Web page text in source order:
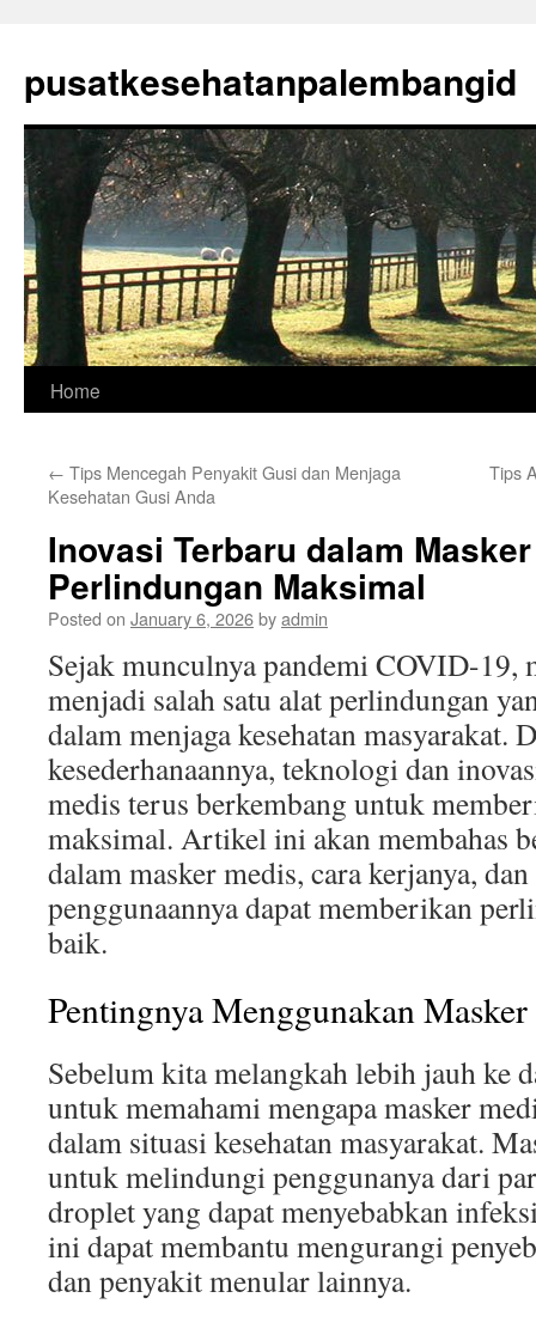
content
pusatkesehatanpalembangid
Home
← Tips Mencegah Penyakit Gusi dan Menjaga
Kesehatan Gusi Anda
Tips
Inovasi Terbaru dalam
Perlindungan Maksimal
Posted on January 6, 2026byadmin
Sejak munculnya pandemi COVID-19,
menjadi salah satu alat perlindungan
dalam menjaga kesehatan masyarakat.
kesederhanaannya, teknologi dan
medis terus berkembang untuk
maksimal. Artikel ini akan membahas
dalam masker medis, cara kerjanya,
penggunaannya dapat memberikan
baik.
Pentingnya Menggunakan
Sebelum kita melangkah lebih jauh ke
untuk memahami mengapa masker
dalam situasi kesehatan masyarakat.
untuk melindungi penggunanya dari
droplet yang dapat menyebabkan
ini dapat membantu mengurangi
dan penyakit menular lainnya.